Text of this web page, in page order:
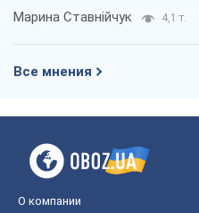
Марина Ставнійчук 4,1 т.
Все мнения
О компании